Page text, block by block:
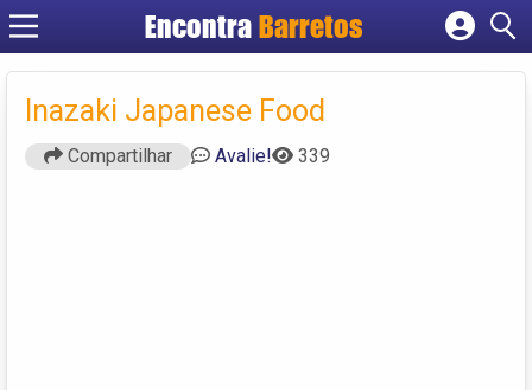
Encontra Barretos
Cadastrar empresa
Criar conta
Inazaki Japanese Food
Compartilhar Avalie! 339